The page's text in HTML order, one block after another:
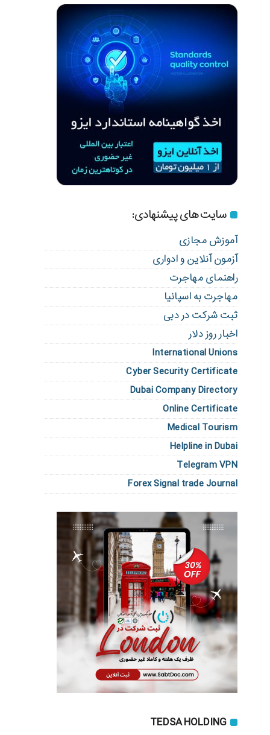
سایت های پیشنهادی:
آموزش مجازی
آزمون آنلاین و ادواری
راهنمای مهاجرت
مهاجرت به اسپانیا
ثبت شرکت در دبی
اخبار روز دلار
International Unions
Cyber Security Certificate
Dubai Company Directory
Online Certificate
Medical Tourism
Helpline in Dubai
Telegram VPN
Forex Signal trade Journal
TEDSA HOLDING